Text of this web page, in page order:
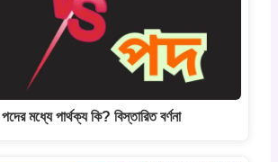
মধ্যে পার্থক্য কি? বিস্তারিত বর্ণনা